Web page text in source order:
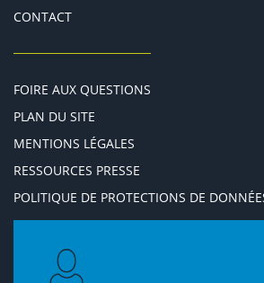
CONTACT
FOIRE AUX QUESTIONS
PLAN DU SITE
MENTIONS LÉGALES
RESSOURCES PRESSE
POLITIQUE DE PROTECTIONS DE